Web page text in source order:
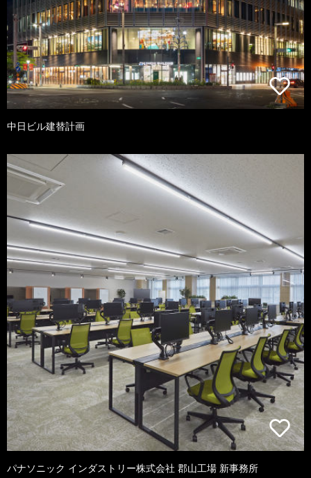
中日ビル建替計画
パナソニック インダストリー株式会社 郡山工場 新事務所